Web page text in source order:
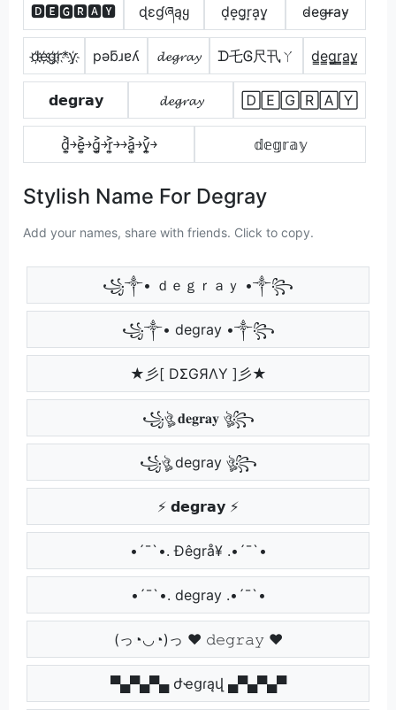
🅳🅴🅶🆁🅰🆈 ɖɛɠཞąყ d͙e͙g͙r͙a͙y͙ d̴e̴g̴r̴̶a̴y̴
d҉e҉g҉r҉*y҉ pǝƃɹɐʎ 𝓭𝓮𝓰𝓻𝓪𝔂 ᗪ乇Ꮆ尺卂ㄚ d̳e̳g̳r̳̲a̳y̳
𝗱𝗲𝗴𝗿𝗮𝘆 𝓭𝓮𝓰𝓻𝓪𝔂 🄳🄴🄶🅁🄰🅈
d͎͍͐￫e͎͍͐￫g͎͍͐￫r͎͍͐￫￫a͎͍͐￫y͎͍͐￫ 𝕕𝕖𝕘𝕣𝕒𝕪
Stylish Name For Degray
Add your names, share with friends. Click to copy.
꧁༒• ｄｅｇｒａｙ •༒꧂
꧁༒• degray •༒꧂
★彡[ DΣGЯΛY ]彡★
꧁ঔৣ 𝐝𝐞𝐠𝐫𝐚𝐲 ঔৣ꧂
꧁ঔৣ degray ঔৣ꧂
⚡ 𝗱𝗲𝗴𝗿𝗮𝘆 ⚡
•´¯`•. Ðêgrå¥ .•´¯`•
•´¯`•. degray .•´¯`•
(っ◔◡◔)っ ♥ 𝚍𝚎𝚐𝚛𝚊𝚢 ♥
▀▄▀▄▀▄ ժҽցɾąվ ▄▀▄▀▄▀